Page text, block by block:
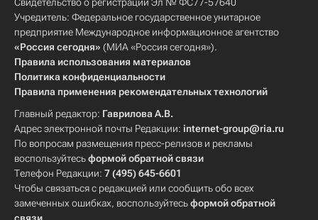
Учредитель: Федеральное государственное унитарное
предприятие Международное информационное агентство
«Россия сегодня» (МИА «Россия сегодня»).
Правила использования материалов
Политика конфиденциальности
Правила применения рекомендательных технологий
Главный редактор: Гаврилова А.В.
Адрес электронной почты Редакции: internet-group@ria.ru
По вопросам размещения пресс-релизов и рекламы
воспользуйтесьформой обратной связи
Телефон Редакции: 7 (495) 645-6601
Чтобы связаться с редакцией или сообщить обо всех
замеченных ошибках, воспользуйтесьформой обратной